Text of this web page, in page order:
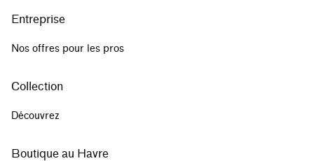
Entreprise
Nos offres pour les pros
Collection
Découvrez
Boutique au Havre